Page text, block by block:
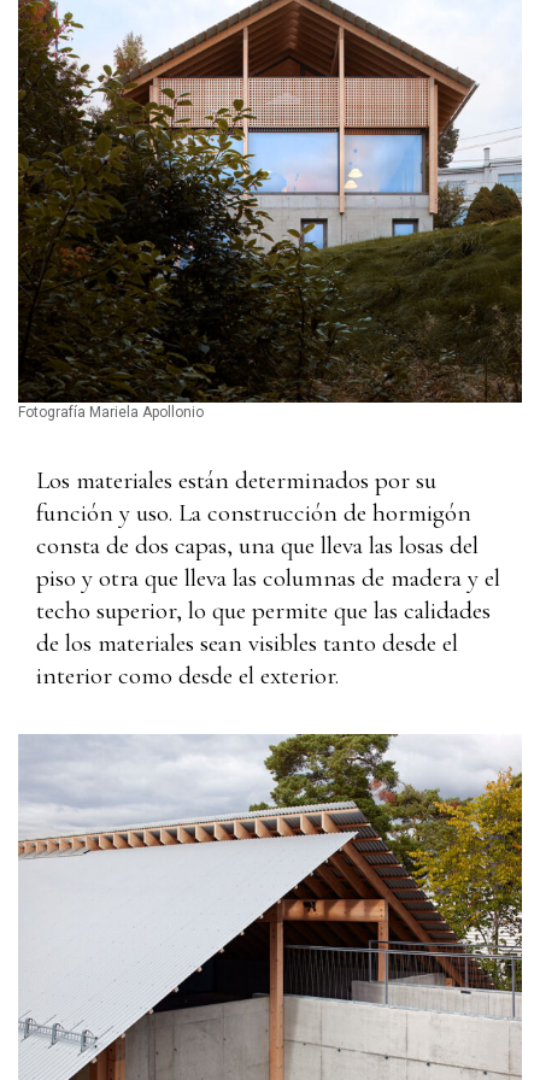
Fotografía Mariela Apollonio
Los materiales están determinados por su
función y uso. La construcción de hormigón
consta de dos capas, una que lleva las losas del
piso y otra que lleva las columnas de madera y el
techo superior, lo que permite que las calidades
de los materiales sean visibles tanto desde el
interior como desde el exterior.